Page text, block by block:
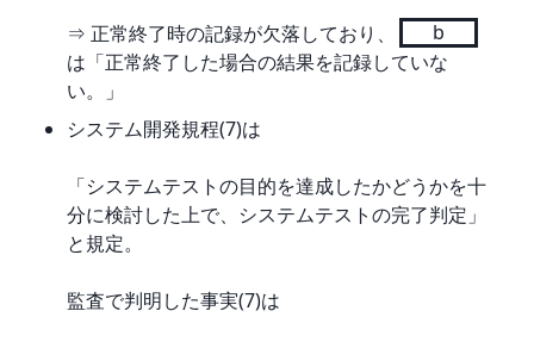
⇒ 正常終了時の記録が欠落しており、
b
は「正常終了した場合の結果を記録していな
い。」
システム開発規程(7)は
「システムテストの目的を達成したかどうかを十
分に検討した上で、システムテストの完了判定」
と規定。
監査で判明した事実(7)は